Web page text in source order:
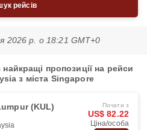
рейсів
2026 р. о 18:21 GMT+0
пропозиції на рейси
з міста Singapore
(KUL) Почати з
US$ 82.22
Ціна/особа